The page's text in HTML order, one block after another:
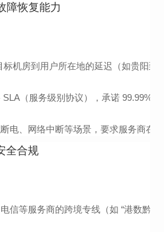
障恢复能力
标机房到用户所在地的延迟（如贵阳
（服务级别协议），承诺 99.99%
断电、网络中断等场景，要求服务商在
全合规
电信等服务商的跨境专线（如 “港数黔